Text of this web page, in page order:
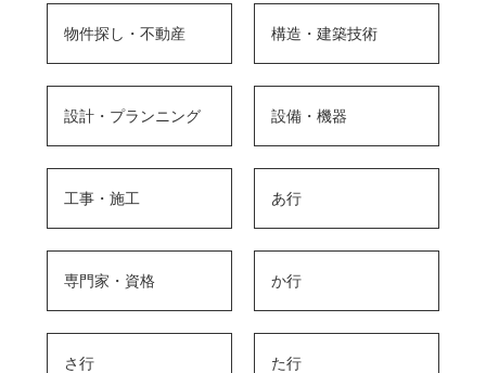
物件探し・不動産 構造・建築技術
設計・プランニング 設備・機器
工事・施工 あ行
専門家・資格 か行
さ行 た行